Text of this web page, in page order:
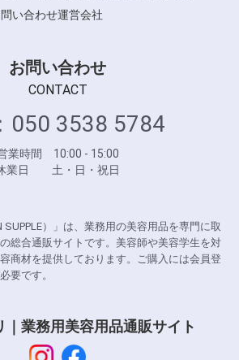
い合わせ運営会社
お問い合わせ
CONTACT
050 3538 5784
業時間 10:00 - 15:00
業日 土・日・祝日
SUPPLE）」は、業務用の美容用品を専門に取
総合通販サイトです。美容師や美容学生を対
商材を提供しております。ご購入には会員登
要です。
｜業務用美容用品通販サイト